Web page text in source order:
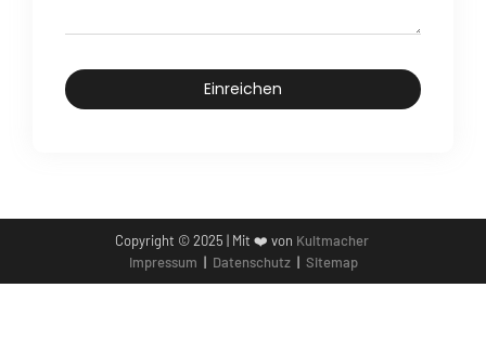
Einreichen
Copyright © 2025 | Mit ❤️ von Kultmacher
Impressum | Datenschutz| Sitemap